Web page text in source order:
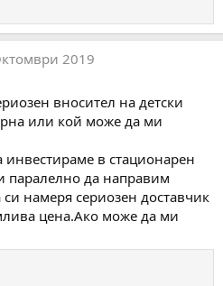
2019
вносител на детски
или кой може да ми
в стационарен
паралелно да направим
намеря сериозен доставчик
цена.Ако може да ми